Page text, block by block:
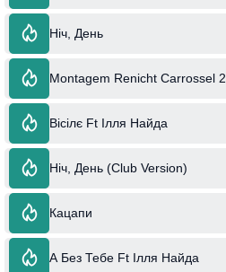
Ніч, День
Montagem Renicht Carrossel 2
Вісілє Ft Ілля Найда
Ніч, День (Club Version)
Кацапи
А Без Тебе Ft Ілля Найда